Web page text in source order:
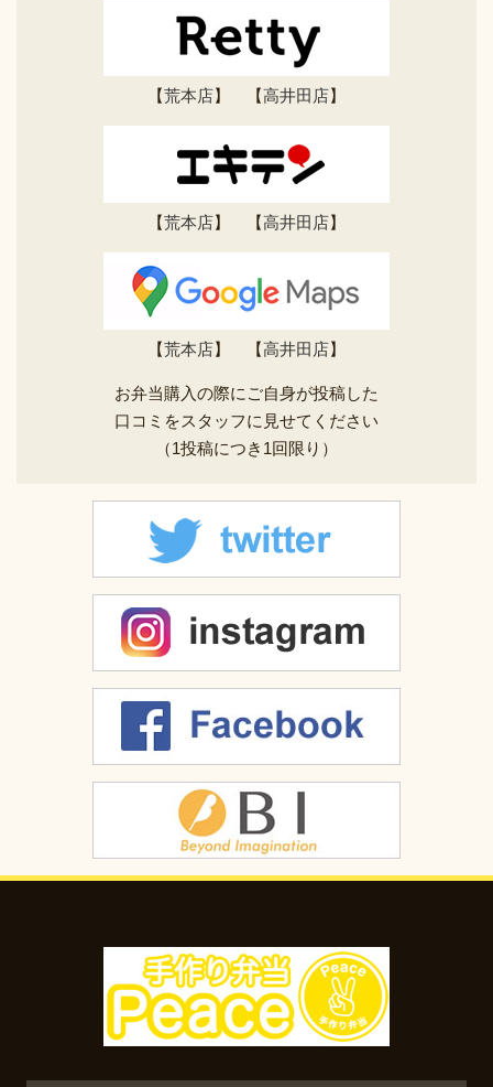
【荒本店】 【高井田店】
【荒本店】 【高井田店】
【荒本店】 【高井田店】
お弁当購入の際にご自身が投稿した
口コミをスタッフに見せてください
（1投稿につき1回限り）